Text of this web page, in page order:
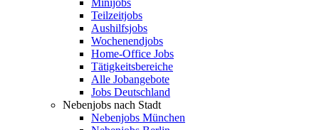
Minijobs
Teilzeitjobs
Aushilfsjobs
Wochenendjobs
Home-Office Jobs
Tätigkeitsbereiche
Alle Jobangebote
Jobs Deutschland
Nebenjobs nach Stadt
Nebenjobs München